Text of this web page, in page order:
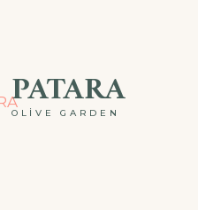
PATARA
OLIVE GARDEN